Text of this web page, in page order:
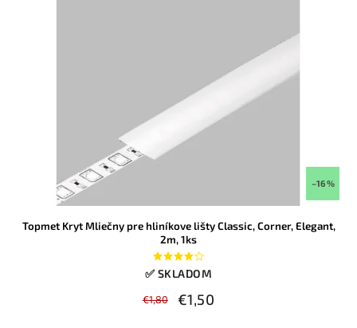
–16 %
Topmet Kryt Mliečny pre hliníkove lišty Classic, Corner, Elegant,
2m, 1ks
✅ SKLADOM
€1,80 €1,50